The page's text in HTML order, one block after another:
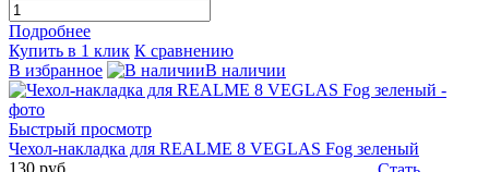
Подробнее
Купить в 1 клик К сравнению
В избранное
В наличии
Быстрый просмотр
Чехол-накладка для REALME 8 VEGLAS Fog зеленый